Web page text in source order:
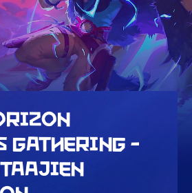
GATHERING -